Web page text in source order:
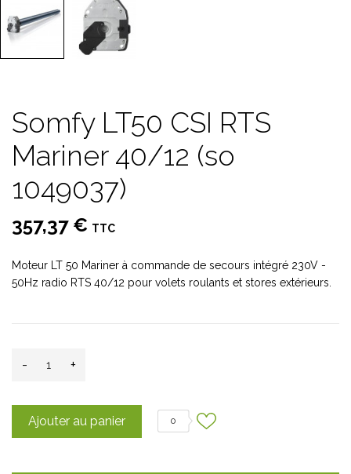
Somfy LT50 CSI RTS
Mariner 40/12 (so
1049037)
357,37 € TTC
Moteur LT 50 Mariner à commande de secours intégré 230V -
50Hz radio RTS 40/12 pour volets roulants et stores extérieurs.
- +
Ajouter au panier 0